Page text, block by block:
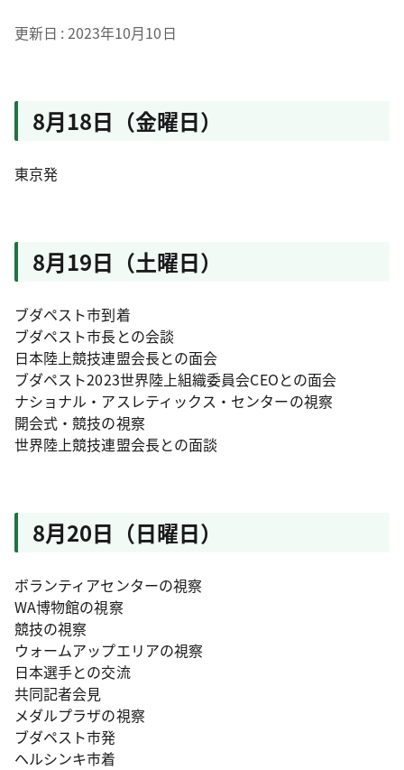
更新日 2023年10月10日
8月18日（金曜日）
東京発
8月19日（土曜日）
ブダペスト市到着
ブダペスト市長との会談
日本陸上競技連盟会長との面会
ブダペスト2023世界陸上組織委員会CEOとの面会
ナショナル・アスレティックス・センターの視察
開会式・競技の視察
世界陸上競技連盟会長との面談
8月20日（日曜日）
ボランティアセンターの視察
WA博物館の視察
競技の視察
ウォームアップエリアの視察
日本選手との交流
共同記者会見
メダルプラザの視察
ブダペスト市発
ヘルシンキ市着